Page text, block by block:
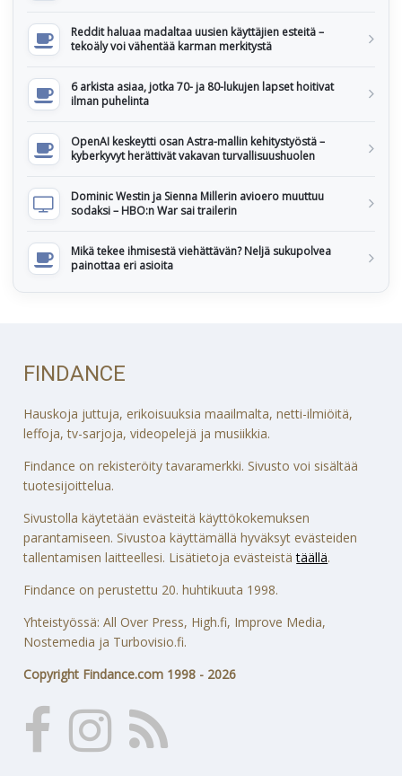
Reddit haluaa madaltaa uusien käyttäjien esteitä –
tekoäly voi vähentää karman merkitystä
6 arkista asiaa, jotka 70- ja 80-lukujen lapset hoitivat
ilman puhelinta
OpenAI keskeytti osan Astra-mallin kehitystyöstä –
kyberkyvyt herättivät vakavan turvallisuushuolen
Dominic Westin ja Sienna Millerin avioero muuttuu
sodaksi – HBO:n War sai trailerin
Mikä tekee ihmisestä viehättävän? Neljä sukupolvea
painottaa eri asioita
FINDANCE
Hauskoja juttuja, erikoisuuksia maailmalta, netti-ilmiöitä,
leffoja, tv-sarjoja, videopelejä ja musiikkia.
Findance on rekisteröity tavaramerkki. Sivusto voi sisältää
tuotesijoittelua.
Sivustolla käytetään evästeitä käyttökokemuksen
parantamiseen. Sivustoa käyttämällä hyväksyt evästeiden
tallentamisen laitteellesi. Lisätietoja evästeistätäällä.
Findance on perustettu 20. huhtikuuta 1998.
Yhteistyössä: All Over Press, High.fi, Improve Media,
Nostemedia ja Turbovisio.fi.
Copyright Findance.com 1998 - 2026